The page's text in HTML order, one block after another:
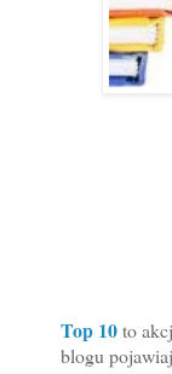
Top 10to
blogu